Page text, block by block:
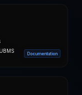
Documentation